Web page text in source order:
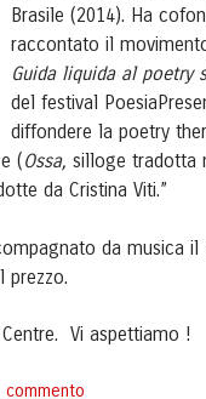
Brasile (2014). Ha
raccontato il
Guida liquida al poetry
del festival
diffondere la poetry
( Ossa, silloge tradotta
da Cristina Viti.”
da musica il
prezzo.
Vi aspettiamo !
commento